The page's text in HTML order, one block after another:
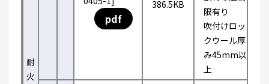
耐
火
pdf
386.5KB
限有り
吹付けロッ
クウール厚
み45mm以
上